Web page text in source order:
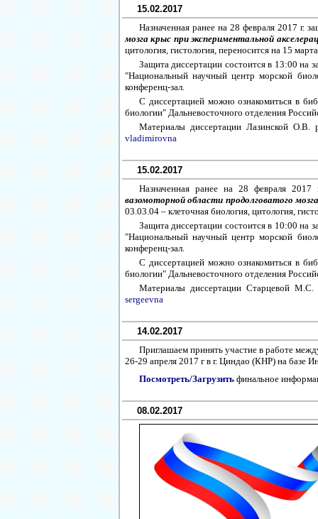
15.02.2017
Назначенная ранее на 28 февраля 2017 г.
мозга крыс при экспериментальной
цитология, гистология, переносится на 15
Защита диссертации состоится в 13:00 на
"Национальный научный центр морской
конференц-зал.
С диссертацией можно ознакомиться в
биологии" Дальневосточного отделения
Материалы диссертации Лазинской
vladimirovna
15.02.2017
Назначенная ранее на 28 февраля 2017
вазомоторной области продолговатого
03.03.04 – клеточная биология, цитология,
Защита диссертации состоится в 10:00 на
"Национальный научный центр морской
конференц-зал.
С диссертацией можно ознакомиться в
биологии" Дальневосточного отделения
Материалы диссертации Старцевой
sergeevna
14.02.2017
Приглашаем принять участие в работе
26-29 апреля 2017 г в г. Циндао (КНР) на базе
Посмотреть/Загрузить финальное
08.02.2017